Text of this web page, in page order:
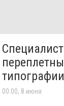
типографии
00:00, 8 июня